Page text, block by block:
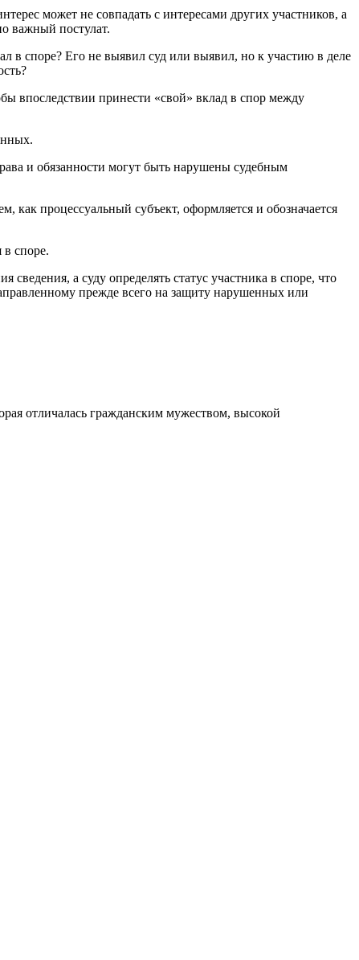
может не совпадать с интересами других участников, а
важный постулат.
в споре? Его не выявил суд или выявил, но к участию в деле
впоследствии принести «свой» вклад в спор между
и обязанности могут быть нарушены судебным
процессуальный субъект, оформляется и обозначается
в споре.
а суду определять статус участника в споре, что
прежде всего на защиту нарушенных или
отличалась гражданским мужеством, высокой